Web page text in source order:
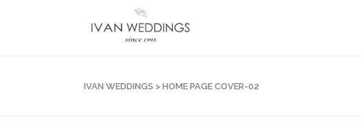
IVAN WEDDINGS > HOME PAGE COVER-02